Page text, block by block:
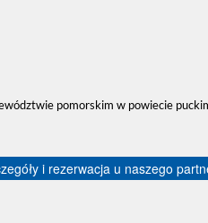
pomorskim w powiecie
i rezerwacja u naszego